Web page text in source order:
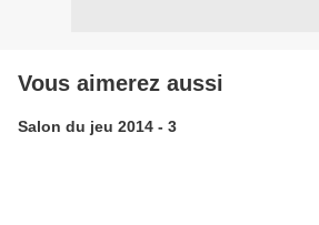
Vous aimerez aussi
Salon du jeu 2014 - 3